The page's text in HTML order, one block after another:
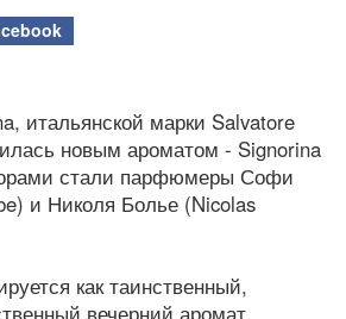
итальянской марки Salvatore
новым ароматом - Signorina
стали парфюмеры Софи
и Николя Болье (Nicolas
как таинственный,